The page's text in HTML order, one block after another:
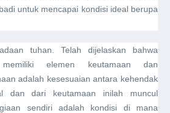
untuk mencapai kondisi ideal berupa
tuhan. Telah dijelaskan bahwa
elemen keutamaan dan
adalah kesesuaian antara kehendak
dan dari keutamaan inilah muncul
sendiri adalah kondisi di mana